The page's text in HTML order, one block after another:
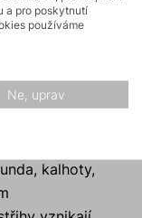
tvar,
u zipů.
kalhoty,
a pro poskytnutí
používáme
Ne, uprav